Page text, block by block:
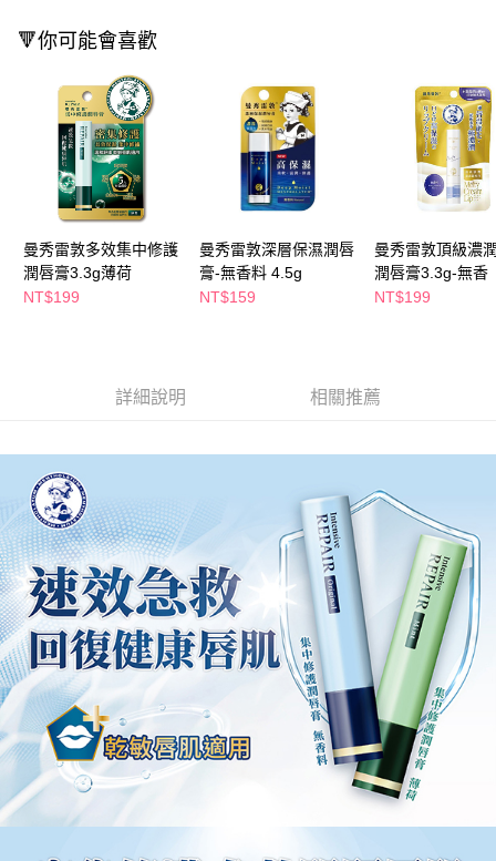
１．透過由恩沛科技股份有限公司提供之「AFTEE先享後付」服務完成之交
權轉讓予恩沛科技股份有限公司。
２．關於個人資料處理事宜，請瀏覽以下網址：
https://aftee.tw/terms/#terms3
３．未成年的使用者請事先徵得法定代理人或監護人之同意方可使用
「AFTEE先享後付」，若未經同意申辦者引起之損失，本公司不負相關責
４．使用「AFTEE先享後付」時，將依據個別帳號之用戶狀況，依本公司即
時審查核予不同之上限額度；若仍有額度不足之情形，本公司將視審查結果
５．嚴禁一人註冊多個帳號或使用他人資訊註冊。若發現惡意使用之情形，
恩沛科技股份有限公司將有權停止該用戶之使用額度並採取法律行動。
每筆NT$65，滿NT$490(含以上)免運費
付款後7-11取貨
每筆NT$65，滿NT$490(含以上)免運費
宅配(本島)
每筆NT$100，滿NT$790(含以上)免運費
付款後寶雅門市自取(由倉庫統一出貨)
每筆NT$80，滿NT$290(含以上)免運費
🔻你可能會喜歡
曼秀雷敦多效集中修護
潤唇膏3.3g薄荷
NT$199
曼秀雷敦深層保濕潤唇
膏-無香料 4.5g
NT$159
曼秀雷敦頂級濃
潤唇膏3.3g-無香
NT$199
詳細說明 相關推薦